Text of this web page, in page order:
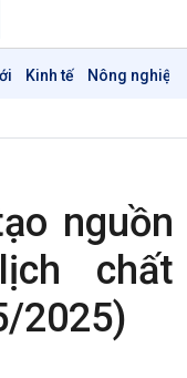
Kinh tế Nông nghiệp
nguồn
chất
2025)